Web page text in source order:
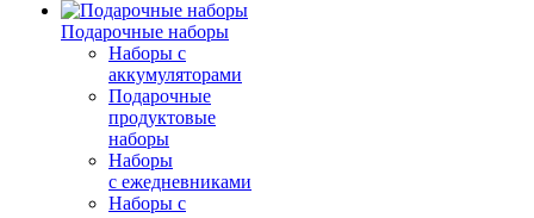
Подарочные наборы
Наборы с
аккумуляторами
Подарочные
продуктовые
наборы
Наборы
с ежедневниками
Наборы с